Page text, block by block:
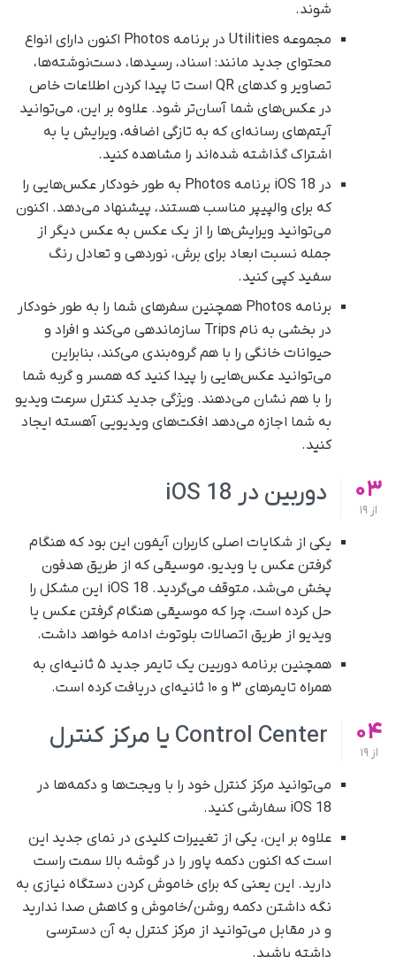
شوند.
مجموعه Utilities در برنامه Photos اکنون دارای انواع
محتوای جدید مانند: اسناد، رسیدها، دست‌نوشته‌ها،
تصاویر و کدهای QR است تا پیدا کردن اطلاعات خاص
در عکس‌های شما آسان‌تر شود. علاوه بر این، می‌توانید
آیتم‌های رسانه‌ای که به تازگی اضافه، ویرایش یا به
اشتراک گذاشته شده‌اند را مشاهده کنید.
در iOS 18 برنامه Photos به طور خودکار عکس‌هایی را
که برای والپیپر مناسب هستند، پیشنهاد می‌دهد. اکنون
می‌توانید ویرایش‌ها را از یک عکس به عکس دیگر از
جمله نسبت ابعاد برای برش، نوردهی و تعادل رنگ
سفید کپی کنید.
برنامه Photos همچنین سفرهای شما را به طور خودکار
در بخشی به نام Trips سازماندهی می‌کند و افراد و
حیوانات خانگی را با هم گروه‌بندی می‌کند، بنابراین
می‌توانید عکس‌هایی را پیدا کنید که همسر و گربه‌ شما
را با هم نشان می‌دهند. ویژگی جدید کنترل سرعت ویدیو
به شما اجازه می‌دهد افکت‌های ویدیویی آهسته ایجاد
کنید.
03
از
دوربین در iOS 18
یکی از شکایات اصلی کاربران آیفون این بود که هنگام
گرفتن عکس یا ویدیو، موسیقی که از طریق هدفون
پخش می‌شد، متوقف می‌گردید. iOS 18 این مشکل را
حل کرده است، چرا که موسیقی هنگام گرفتن عکس یا
ویدیو از طریق اتصالات بلوتوث ادامه خواهد داشت.
همچنین برنامه دوربین یک تایمر جدید ۵ ثانیه‌ای به
همراه تایمرهای ۳ و ۱۰ ثانیه‌ای دریافت کرده است.
04
از
Control Center یا مرکز کنترل
می‌توانید مرکز کنترل خود را با ویجت‌ها و دکمه‌ها در
iOS 18 سفارشی کنید.
علاوه بر این، یکی از تغییرات کلیدی در نمای جدید این
است که اکنون دکمه پاور را در گوشه بالا سمت راست
دارید. این یعنی که برای خاموش کردن دستگاه نیازی به
نگه داشتن دکمه روشن/خاموش و کاهش صدا ندارید
و در مقابل می‌توانید از مرکز کنترل به آن دسترسی